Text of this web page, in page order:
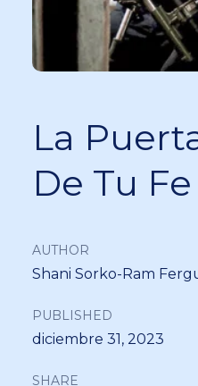
La
De Tu Fe
AUTHOR
Shani Sorko-Ram
PUBLISHED
diciembre 31, 2023
SHARE